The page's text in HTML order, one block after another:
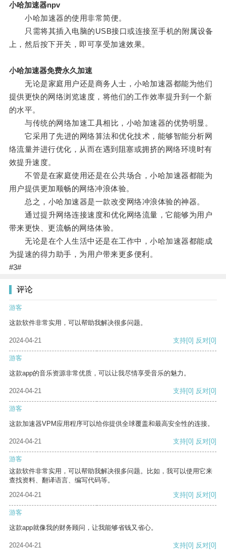
小哈加速器npv
小哈加速器的使用非常简便。
只需将其插入电脑的USB接口或连接至手机的附属设备
上，然后按下开关，即可享受加速效果。
小哈加速器免费永久加速
无论是家庭用户还是商务人士，小哈加速器都能为他们
提供更快的网络浏览速度，将他们的工作效率提升到一个新
的水平。
与传统的网络加速工具相比，小哈加速器的优势明显。
它采用了先进的网络算法和优化技术，能够智能分析网
络流量并进行优化，从而在遇到阻塞或拥挤的网络环境时有
效提升速度。
不管是在家庭使用还是在公共场合，小哈加速器都能为
用户提供更加顺畅的网络冲浪体验。
总之，小哈加速器是一款改变网络冲浪体验的神器。
通过提升网络连接速度和优化网络流量，它能够为用户
带来更快、更流畅的网络体验。
无论是在个人生活中还是在工作中，小哈加速器都能成
为提速的得力助手，为用户带来更多便利。
#3#
评论
游客
这款软件非常实用，可以帮助我解决很多问题。
2024-04-21 支持[0] 反对[0]
游客
这款app的音乐资源非常优质，可以让我尽情享受音乐的魅力。
2024-04-21 支持[0] 反对[0]
游客
这款加速器VPM应用程序可以给你提供全球覆盖和最高安全性的连接。
2024-04-21 支持[0] 反对[0]
游客
这款软件非常实用，可以帮助我解决很多问题。比如，我可以使用它来
查找资料、翻译语言、编写代码等。
2024-04-21
支持[0] 反对[0]
游客
这款app就像我的财务顾问，让我能够省钱又省心。
2024-04-21 支持[0] 反对[0]